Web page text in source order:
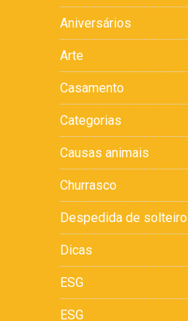
Aniversários
Arte
Casamento
Categorias
Causas animais
Churrasco
Despedida de solteiro
Dicas
ESG
ESG